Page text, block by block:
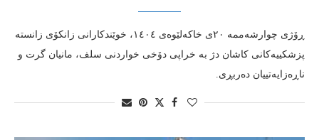
ڕۆژی چوارشەممە ٢٠ی خاکەلێوەی ١٤٠٤، خوێندکارانی زانکۆی زانستە
پزشکییەکانی کاشان دژ بە خراپی دۆخی خواردنی سلف، مانیان گرت و
ناڕەزایەتییان دەربڕی.